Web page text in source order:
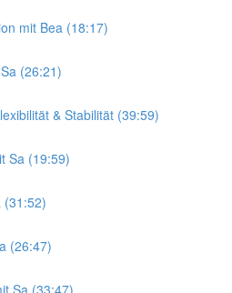
mit Bea (18:17)
(26:21)
& Stabilität (39:59)
Sa (19:59)
(31:52)
(26:47)
Sa (33:47)